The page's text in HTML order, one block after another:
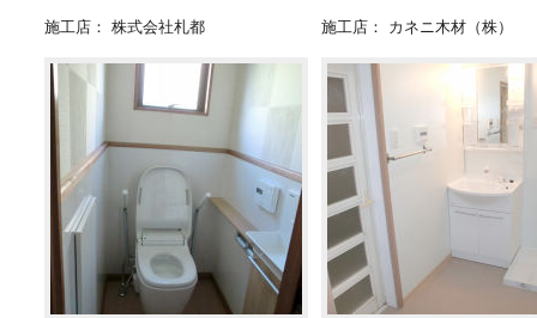
施工店： 株式会社札都 施工店： カネニ木材（株）